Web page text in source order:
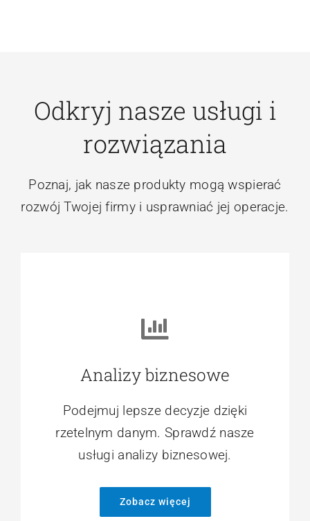
i
najlepsze
praktyki
Pobierz
nasz
przewodnik
i dowiedz
nowoczesne
technologie
Odkryj nasze usługi i
rozwiązania
Poznaj, jak nasze produkty mogą wspierać
rozwój Twojej firmy i usprawniać jej operacje.
Analizy biznesowe
Podejmuj lepsze decyzje dzięki
rzetelnym danym. Sprawdź nasze
usługi analizy biznesowej.
Zobacz więcej